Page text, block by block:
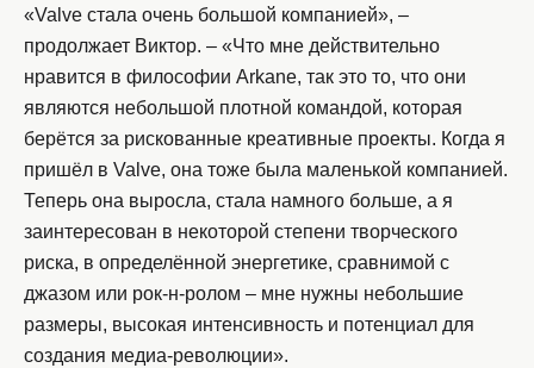
«Valve стала очень большой компанией», –
продолжает Виктор. – «Что мне действительно
нравится в философии Arkane, так это то, что они
являются небольшой плотной командой, которая
берётся за рискованные креативные проекты. Когда я
пришёл в Valve, она тоже была маленькой компанией.
Теперь она выросла, стала намного больше, а я
заинтересован в некоторой степени творческого
риска, в определённой энергетике, сравнимой с
джазом или рок-н-ролом – мне нужны небольшие
размеры, высокая интенсивность и потенциал для
создания медиа-революции».